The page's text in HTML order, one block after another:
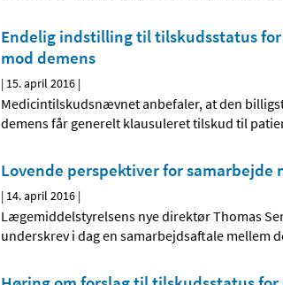
Endelig indstilling til tilskudsstatus
mod demens
| 15. april 2016 |
Medicintilskudsnævnet anbefaler, at den
demens får generelt klausuleret tilskud til
Lovende perspektiver for samarbejde
| 14. april 2016 |
Lægemiddelstyrelsens nye direktør Thomas
underskrev i dag en samarbejdsaftale mellem